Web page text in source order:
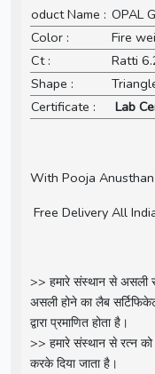
oduct Name : OPAL
Color :
Fire
Ct :
Ratti
Shape :
Certificate :
Lab
With Pooja Anusthan
Free Delivery All
>> हमारे संस्थान से असली
असली होने का लैब
द्वारा प्रमाणित होता है।
>> हमारे संस्थान से रत्न को
करके दिया जाता है।